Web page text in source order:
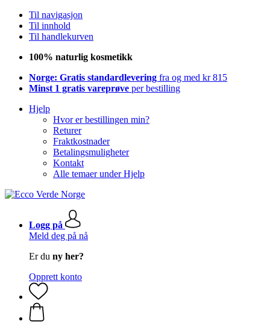
Til navigasjon
Til innhold
Til handlekurven
100% naturlig kosmetikk
Norge: Gratis standardlevering fra og med kr 815
Minst 1 gratis vareprøve per bestilling
Hjelp
Hvor er bestillingen min?
Returer
Fraktkostnader
Betalingsmuligheter
Kontakt
Alle temaer under Hjelp
Logg på
Meld deg på nå
Er du ny her?
Opprett konto